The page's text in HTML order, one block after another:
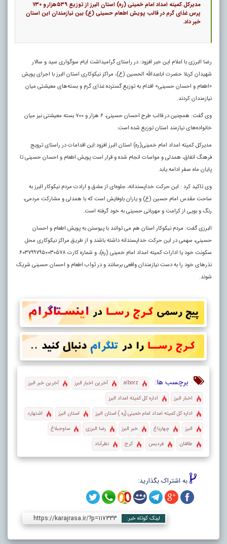
مدیرکل کمیته امداد امام خمینی (ره) استان البرز از توزیع ۵۳۹هزار و ۷۳۰
پرس غذای گرم در قالب پویش اطعام حسینی (ع) بین نیازمندان این استان
خبر داد.
رضا البرزی با اعلام این خبر افزود: در راستای گرامیداشت ایام سوگواری سید و سالار
شهیدان کربلا حضرت اباعبدالله الحسین (ع)، مراکز نیکوکاری استان البرز با اجرای پویش
«اطعام و احسان حسینی» اقدام به توزیع گسترده غذای گرم و بسته‌های معیشتی میان
نیازمندان کردند.
وی گفت: همچنین در قالب طرح احسان حسینی، ۶ هزار و ۷۰۰ بسته معیشتی نیز میان
خانواده‌های نیازمند استان توزیع شده است.
مدیرکل کمیته امداد امام خمینی(ره) استان البرز افزود:این اقدامات در راستای ترویج
فرهنگ انفاق، همدلی و مواسات انجام شده و قرار است پویش اطعام و احسان حسینی تا
پایان ماه صفر ادامه یابد.
وی تاکید کرد : این حرکت خداپسندانه، جلوه‌ای از عشق و ارادت مردم نیکوکار البرز به
ساحت مقدس امام حسین (ع) و یاران باوفایش است که با همدلی و مشارکت مردمی،
رنگ و بویی از کرامت و مهربانی حسینی به خود گرفته است.
البرزی گفت: مردم نیکوکار استان هم می توانند با پیوستن به پویش اطعام و احسان
حسینی، سهمی در این حرکت خداپسندانه داشته باشند و از طریق مراکز نیکوکاری محل
سکونت خود یا ادارات کمیته امداد امام خمینی (ره)، و شماره کارت ۶۰۳۷۹۹۷۹۵۰۰۳۰۵۷۸
نذرهای خود را به دست نیازمندان واقعی برسانند و در ثواب اطعام و احسان حسینی شریک
شوند.
برچسب ها: alborz آخرین اخبار البرز
آخرین خبر البرز
اخبار البرز
اداره کل کمیته امداد البرز
اداره کل کمیته امداد امام خمینی (ره ) استان البرز
استان البرز
اشتهارد
البرز
چهارباغ خبر البرز رضا البرزی
ساوجبلاغ
طالقان
فردیس کرج نظرآباد
به اشتراک بگذارید:
لینک کوتاه خبر: https://karajrasa.ir/?p=117333